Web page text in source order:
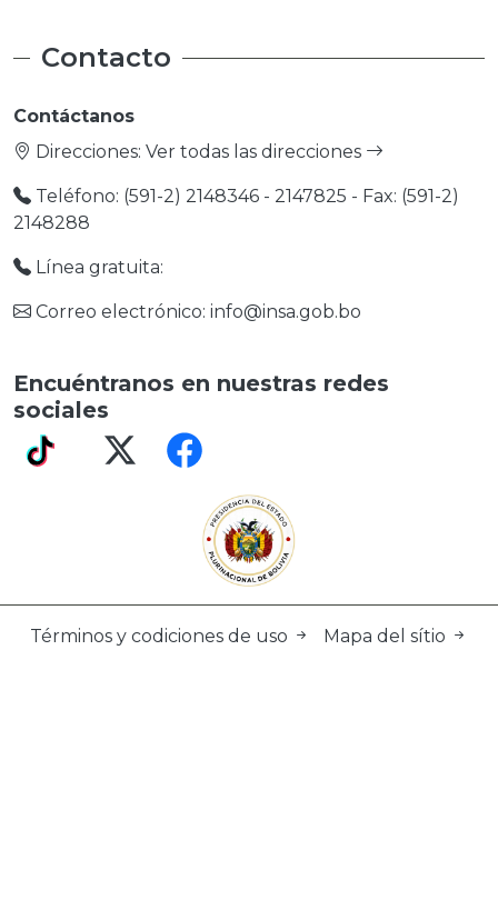
Contacto
Contáctanos
Direcciones: Ver todas las direcciones
Teléfono: (591-2) 2148346 - 2147825 - Fax: (591-2)
2148288
Línea gratuita:
Correo electrónico: info@insa.gob.bo
Encuéntranos en nuestras redes
sociales
Términos y codiciones de uso Mapa del sítio